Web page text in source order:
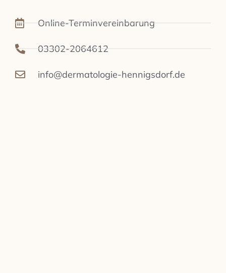
Online-Terminvereinbarung
03302-2064612
info@dermatologie-hennigsdorf.de